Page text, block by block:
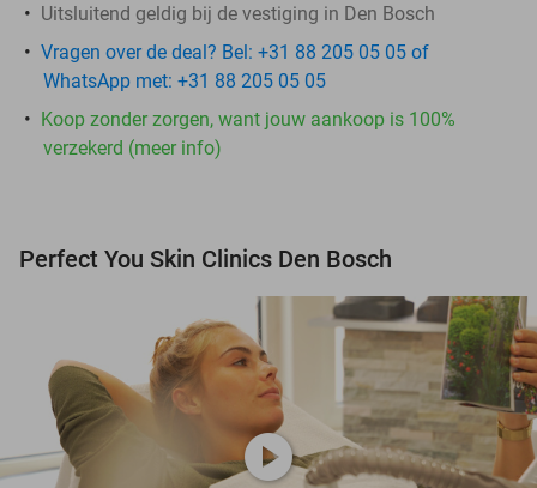
Uitsluitend geldig bij de vestiging in Den Bosch
Vragen over de deal? Bel: +31 88 205 05 05 of
WhatsApp met: +31 88 205 05 05
Koop zonder zorgen, want jouw aankoop is 100%
verzekerd (meer info)
Perfect You Skin Clinics Den Bosch
play_circle